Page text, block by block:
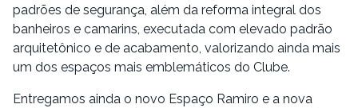
padrões de segurança, além da reforma integral dos
banheiros e camarins, executada com elevado padrão
arquitetônico e de acabamento, valorizando ainda mais
um dos espaços mais emblemáticos do Clube.
Entregamos ainda o novo Espaço Ramiro e a nova